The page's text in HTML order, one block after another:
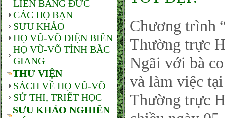
LIÊN BANG ĐỨC
CÁC HỌ BẠN
SƯU KHẢO
HỌ VŨ-VÕ ĐIỆN BIÊN
HỌ VŨ-VÕ TỈNH BẮC
GIANG
THƯ VIỆN
SÁCH VỀ HỌ VŨ-VÕ
SỬ THI, TRIẾT HỌC
SƯU KHẢO NGHIÊN
Chương trình
Thường trực
Ngãi với bà
và làm việc
Thường trực